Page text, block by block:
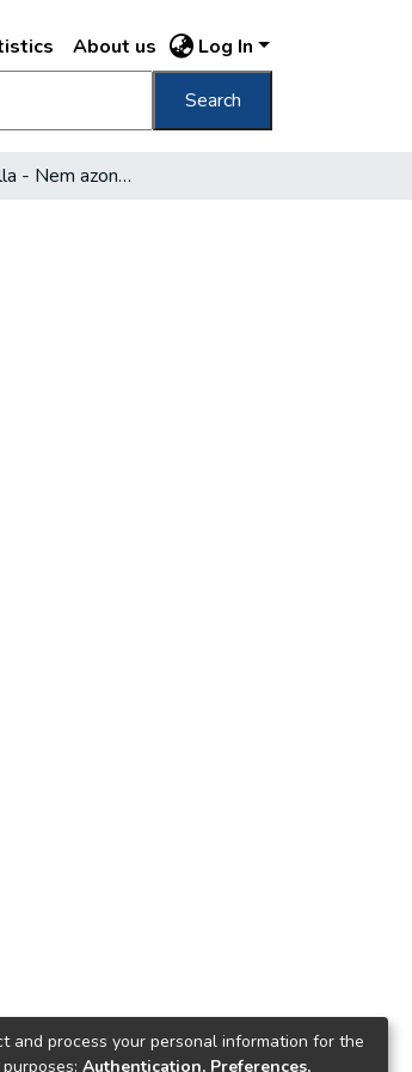
About us Log In
Search
42/1. parcella - Nem azonosítható
and process your personal information for the
Authentication, Preferences,